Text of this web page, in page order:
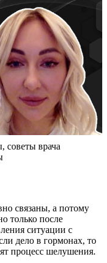
врача
связаны, а потому
только после
ситуации с
дело в гормонах, то
процесс шелушения.